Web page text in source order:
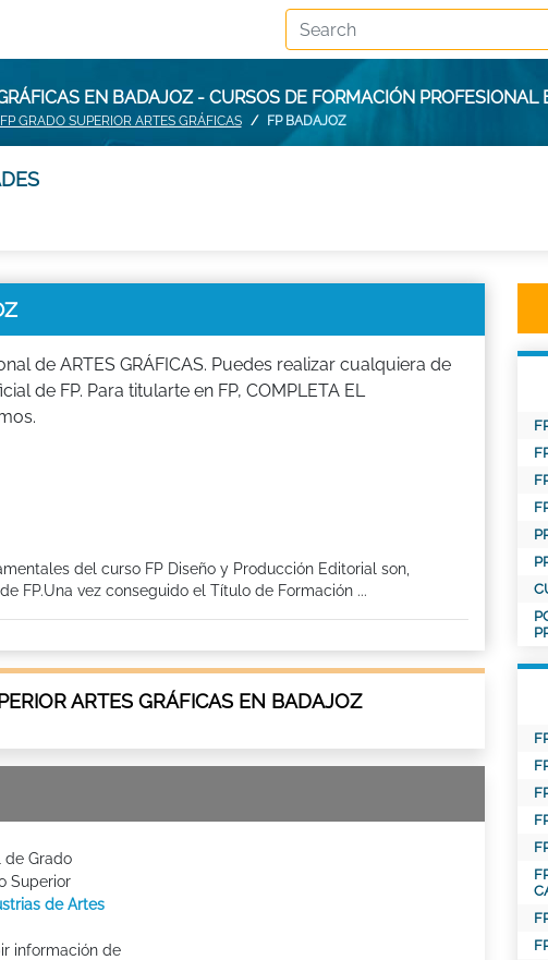
EN BADAJOZ - CURSOS DE FORMACIÓN PROFESIONAL
FP GRADO SUPERIOR ARTES GRÁFICAS FP BADAJOZ
de ARTES GRÁFICAS. Puedes realizar cualquiera de
de FP. Para titularte en FP, COMPLETA EL
del curso FP Diseño y Producción Editorial son,
FP.Una vez conseguido el Título de Formación ...
ARTES GRÁFICAS EN BADAJOZ
de Grado
Superior
de Artes
información de